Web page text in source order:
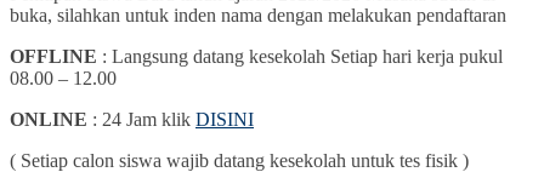
buka, silahkan untuk inden nama dengan melakukan pendaftaran
OFFLINE : Langsung datang kesekolah Setiap hari kerja pukul
08.00 – 12.00
ONLINE : 24 Jam klik DISINI
( Setiap calon siswa wajib datang kesekolah untuk tes fisik )